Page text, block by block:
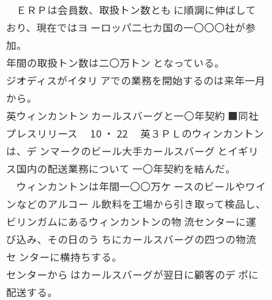
ＥＲＰは会員数、取扱トン数とも に順調に伸ばして
おり、現在ではヨ ーロッパ二七カ国の一〇〇〇社が参
加。
年間の取扱トン数は二〇万トン となっている。
ジオディスがイタリ アでの業務を開始するのは来年一月
から。
英ウィンカントン カールスバーグと一〇年契約 ■同社
プレスリリース 10 ・ 22 英３ＰＬのウィンカントン
は、デ ンマークのビール大手カールスバーグ とイギリ
ス国内の配送業務について 一〇年契約を結んだ。
ウィンカントンは年間一〇〇万ケ ースのビールやワイ
ンなどのアルコー ル飲料を工場から引き取って検品し、
ビリンガムにあるウィンカントンの物 流センターに運
び込み、その日のう ちにカールスバーグの四つの物流
セ ンターに横持ちする。
センターから はカールスバーグが翌日に顧客のデ ポに
配送する。